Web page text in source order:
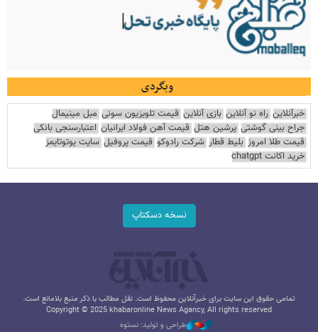
وبگردی
خبرآنلاین راه نو آنلاین بازی آنلاین قیمت تلویزیون سونی مبل مینیمال
جراح بینی گوشتی پرشین هتل قیمت آهن فولاد ایرانیان اعتبارسنجی بانکی
قیمت طلا امروز بلیط قطار شرکت رادوکو قیمت پروفیل سایت یوتوتایمز
خرید اکانت chatgpt
نسخه دسکتاپ
تمامی حقوق این سایت برای خبرآنلاین محفوظ است. نقل مطالب با ذکر منبع بلامانع است.
Copyright © 2025 khabaronline News Agancy, All rights reserved
طراحی و تولید: نستوه